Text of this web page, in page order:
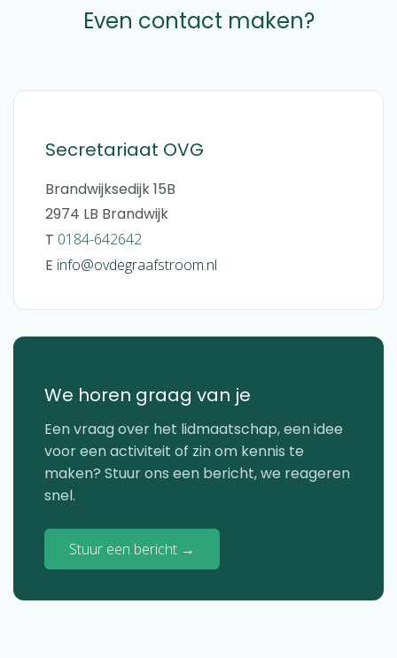
Even contact maken?
Secretariaat OVG
Brandwijksedijk 15B
2974 LB Brandwijk
T 0184-642642
E ofni@ovdegraafstroom.nl
We horen graag van je
Een vraag over het lidmaatschap, een idee
voor een activiteit of zin om kennis te
maken? Stuur ons een bericht, we reageren
snel.
Stuur een bericht →